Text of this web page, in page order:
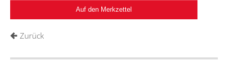
Zurück